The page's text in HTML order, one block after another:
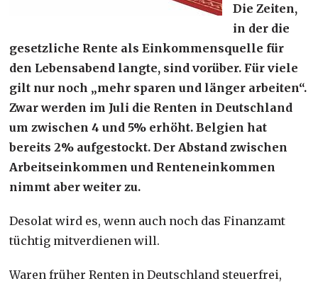
Die Zeiten,
in der die
gesetzliche Rente als Einkommensquelle für
den Lebensabend langte, sind vorüber. Für viele
gilt nur noch „mehr sparen und länger arbeiten“.
Zwar werden im Juli die Renten in Deutschland
um zwischen 4 und 5% erhöht. Belgien hat
bereits 2% aufgestockt. Der Abstand zwischen
Arbeitseinkommen und Renteneinkommen
nimmt aber weiter zu.
Desolat wird es, wenn auch noch das Finanzamt
tüchtig mitverdienen will.
Waren früher Renten in Deutschland steuerfrei,